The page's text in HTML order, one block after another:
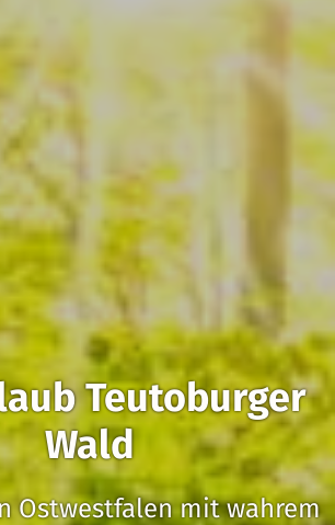
Teutoburger
Wald
Ostwestfalen mit wahrem